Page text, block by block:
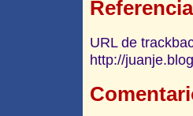
URL de
http://